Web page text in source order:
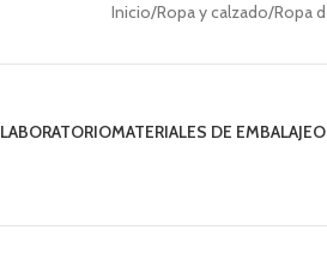
Inicio/Ropa y calzado/Ropa
LABORATORIOMATERIALES DE EMBALAJE